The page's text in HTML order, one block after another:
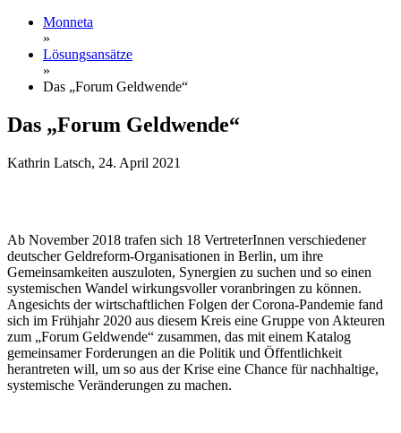
Monneta
»
Lösungsansätze
»
Das „Forum Geldwende“
Das „Forum Geldwende“
Kathrin Latsch, 24. April 2021
Ab November 2018 trafen sich 18 VertreterInnen verschiedener
deutscher Geldreform-Organisationen in Berlin, um ihre
Gemeinsamkeiten auszuloten, Synergien zu suchen und so einen
systemischen Wandel wirkungsvoller voranbringen zu können.
Angesichts der wirtschaftlichen Folgen der Corona-Pandemie fand
sich im Frühjahr 2020 aus diesem Kreis eine Gruppe von Akteuren
zum „Forum Geldwende“ zusammen, das mit einem Katalog
gemeinsamer Forderungen an die Politik und Öffentlichkeit
herantreten will, um so aus der Krise eine Chance für nachhaltige,
systemische Veränderungen zu machen.